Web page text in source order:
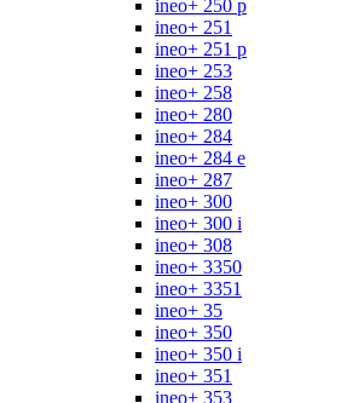
ineo+ 250 p
ineo+ 251
ineo+ 251 p
ineo+ 253
ineo+ 258
ineo+ 280
ineo+ 284
ineo+ 284 e
ineo+ 287
ineo+ 300
ineo+ 300 i
ineo+ 308
ineo+ 3350
ineo+ 3351
ineo+ 35
ineo+ 350
ineo+ 350 i
ineo+ 351
ineo+ 353